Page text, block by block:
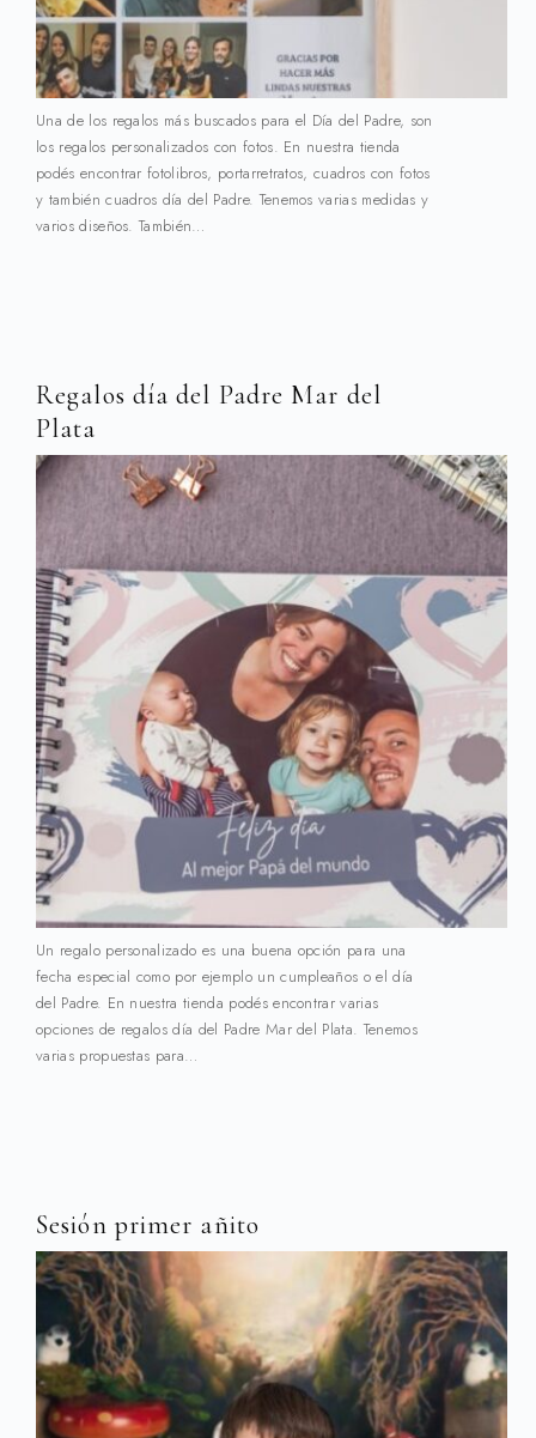
Una de los regalos más buscados para el Día del Padre, son
los regalos personalizados con fotos. En nuestra tienda
podés encontrar fotolibros, portarretratos, cuadros con fotos
y también cuadros día del Padre. Tenemos varias medidas y
varios diseños. También…
Regalos día del Padre Mar del
Plata
Un regalo personalizado es una buena opción para una
fecha especial como por ejemplo un cumpleaños o el día
del Padre. En nuestra tienda podés encontrar varias
opciones de regalos día del Padre Mar del Plata. Tenemos
varias propuestas para…
Sesión primer añito